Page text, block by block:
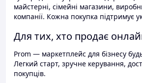
майстерні, сімейні магазини,
компанії. Кожна покупка підтримує
Для тих, хто продає
Prom — маркетплейс для бізнесу
Легкий старт, зручне керування,
покупців.